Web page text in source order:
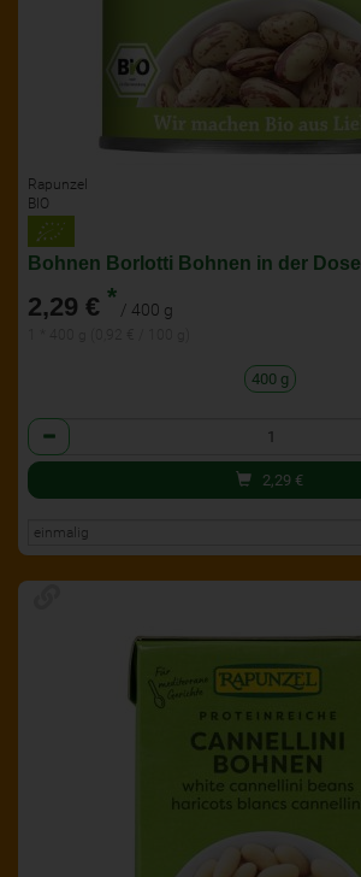
Rapunzel
BIO
Bohnen Borlotti Bohnen in der Dose
2,29 € * / 400 g
400 g
Anzahl
2,29 €